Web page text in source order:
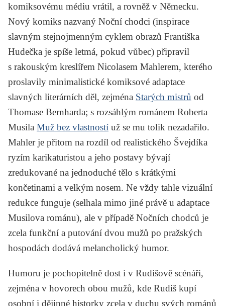
komiksovému médiu vrátil, a rovněž v Německu.
Nový komiks nazvaný Noční chodci (inspirace
slavným stejnojmenným cyklem obrazů Františka
Hudečka je spíše letmá, pokud vůbec) připravil
s rakouským kreslířem Nicolasem Mahlerem, kterého
proslavily minimalistické komiksové adaptace
slavných literárních děl, zejména Starých mistrů od
Thomase Bernharda; s rozsáhlým románem Roberta
Musila Muž bez vlastností už se mu tolik nezadařilo.
Mahler je přitom na rozdíl od realistického Švejdíka
ryzím karikaturistou a jeho postavy bývají
zredukované na jednoduché tělo s krátkými
končetinami a velkým nosem. Ne vždy tahle vizuální
redukce funguje (selhala mimo jiné právě u adaptace
Musilova románu), ale v případě Nočních chodců je
zcela funkční a putování dvou mužů po pražských
hospodách dodává melancholický humor.
Humoru je pochopitelně dost i v Rudišově scénáři,
zejména v hovorech obou mužů, kde Rudiš kupí
osobní i dějinné historky zcela v duchu svých románů